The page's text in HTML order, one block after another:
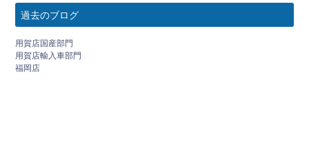
過去のブログ
用賀店国産部門
用賀店輸入車部門
福岡店